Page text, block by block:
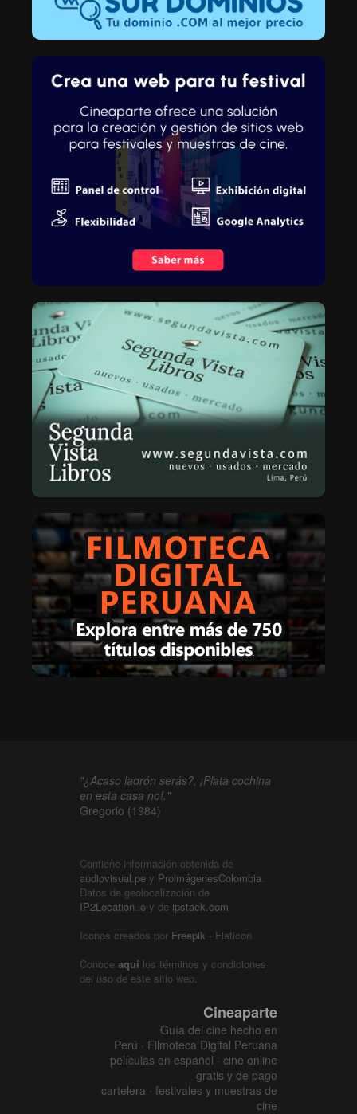
"¿Acaso ladrón serás?, ¡Plata cochina
en esta casa no!."
Gregorio (1984)
Contiene información obtenida de
audiovisual.pe y ProimágenesColombia.
Datos de geolocalización de
IP2Location.io y de ipstack.com
Iconos creados por Freepik - Flaticon
Conoce aquí los términos y condiciones
del uso de este sitio web.
Cineaparte
Guía del cine hecho en
Perú · Filmoteca Digital Peruana
películas en español · cine online
gratis y de pago
cartelera · festivales y muestras de
cine